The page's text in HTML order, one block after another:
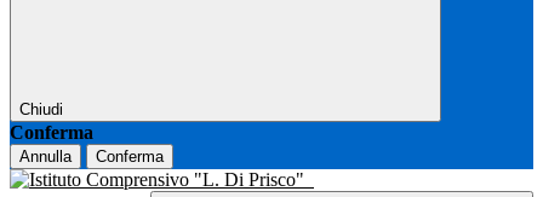
Chiudi
Conferma
Annulla Conferma